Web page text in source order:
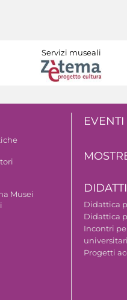
Servizi museali
Musei
EVENTI
Didattica
Didattica
Incontri
universitari
Progetti